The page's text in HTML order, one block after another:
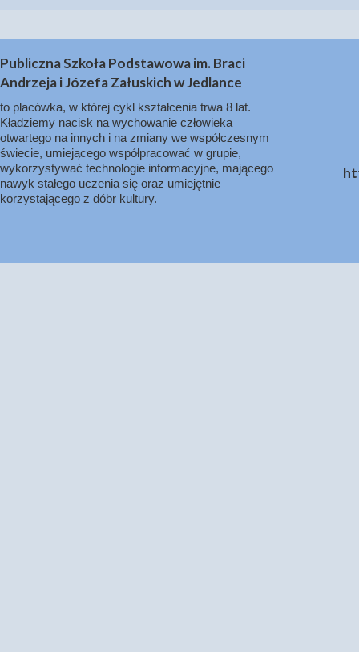
to placówka, w której cykl kształcenia trwa 8 lat.
Kładziemy nacisk na wychowanie człowieka
otwartego na innych i na zmiany we współczesnym
świecie, umiejącego współpracować w grupie,
wykorzystywać technologie informacyjne, mającego
nawyk stałego uczenia się oraz umiejętnie
korzystającego z dóbr kultury.
Publiczna Szkoła Podstawowa im. Braci
Andrzeja i Józefa Załuskich w Jedlance